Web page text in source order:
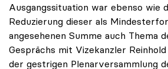
Ausgangssituation war ebenso wie
Reduzierung dieser als
angesehenen Summe auch Thema
Gesprächs mit Vizekanzler
der gestrigen Plenarversammlung